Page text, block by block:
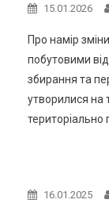
15.01.2026
Про намір
побутовими
збирання та
утворилися на
16.01.2025